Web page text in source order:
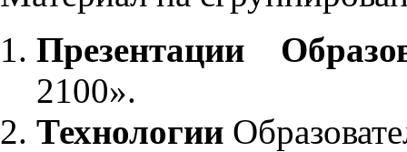
Презентации
2100».
Технологии